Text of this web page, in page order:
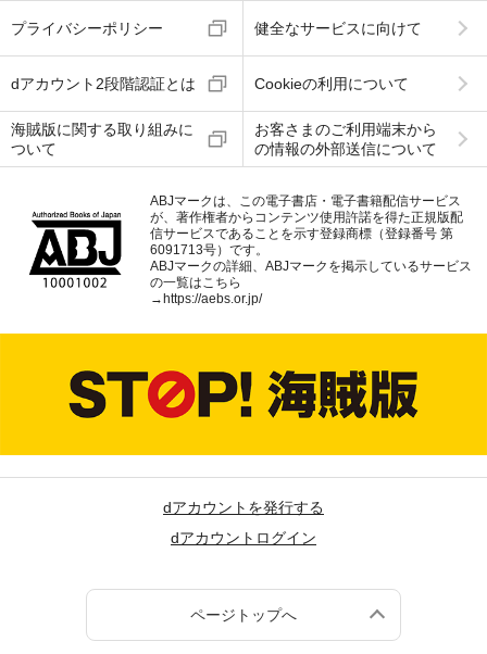
プライバシーポリシー 健全なサービスに向けて
dアカウント2段階認証とは Cookieの利用について
海賊版に関する取り組みに
ついて
お客さまのご利用端末から
の情報の外部送信について
ABJマークは、この電子書店・電子書籍配信サービス
が、著作権者からコンテンツ使用許諾を得た正規版配
信サービスであることを示す登録商標（登録番号 第
6091713号）です。
ABJマークの詳細、ABJマークを掲示しているサービス
の一覧はこちら
→https://aebs.or.jp/
dアカウントを発行する
dアカウントログイン
ページトップへ